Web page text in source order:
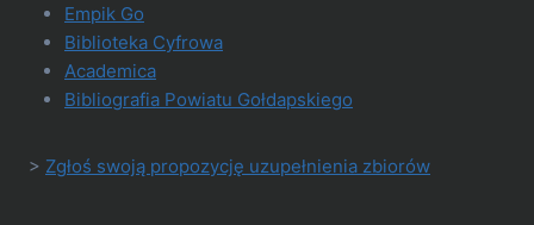
Empik Go
Biblioteka Cyfrowa
Academica
Bibliografia Powiatu Gołdapskiego
> Zgłoś swoją propozycję uzupełnienia zbiorów